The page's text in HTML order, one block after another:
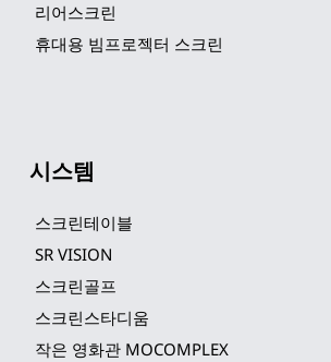
리어스크린
휴대용 빔프로젝터 스크린
시스템
스크린테이블
SR VISION
스크린골프
스크린스타디움
작은 영화관 MOCOMPLEX